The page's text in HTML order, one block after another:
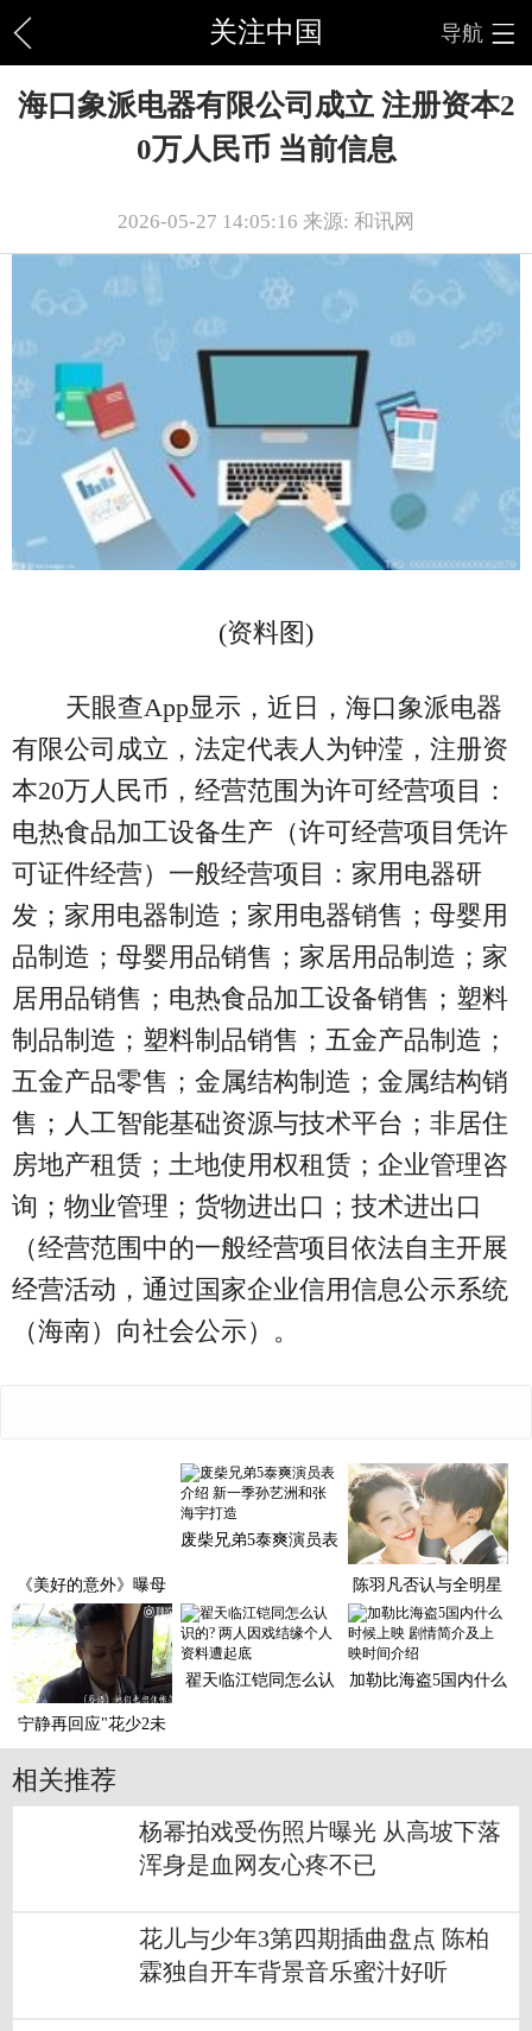
关注中国 导航
海口象派电器有限公司成立 注册资本2
0万人民币 当前信息
2026-05-27 14:05:16 来源: 和讯网
(资料图)
天眼查App显示，近日，海口象派电器
有限公司成立，法定代表人为钟滢，注册资
本20万人民币，经营范围为许可经营项目：
电热食品加工设备生产（许可经营项目凭许
可证件经营）一般经营项目：家用电器研
发；家用电器制造；家用电器销售；母婴用
品制造；母婴用品销售；家居用品制造；家
居用品销售；电热食品加工设备销售；塑料
制品制造；塑料制品销售；五金产品制造；
五金产品零售；金属结构制造；金属结构销
售；人工智能基础资源与技术平台；非居住
房地产租赁；土地使用权租赁；企业管理咨
询；物业管理；货物进出口；技术进出口
（经营范围中的一般经营项目依法自主开展
经营活动，通过国家企业信用信息公示系统
（海南）向社会公示）。
《美好的意外》曝母
亲节特辑 高冷桂纶镁
命运
废柴兄弟5泰爽演员表
陈羽凡否认与全明星
探和解 称要与白百何
荣辱
宁静再回应"花少2未
播视频风波":同志
们，
翟天临江铠同怎么认
加勒比海盗5国内什么
相关推荐
杨幂拍戏受伤照片曝光 从高坡下落
浑身是血网友心疼不已
花儿与少年3第四期插曲盘点 陈柏
霖独自开车背景音乐蜜汁好听